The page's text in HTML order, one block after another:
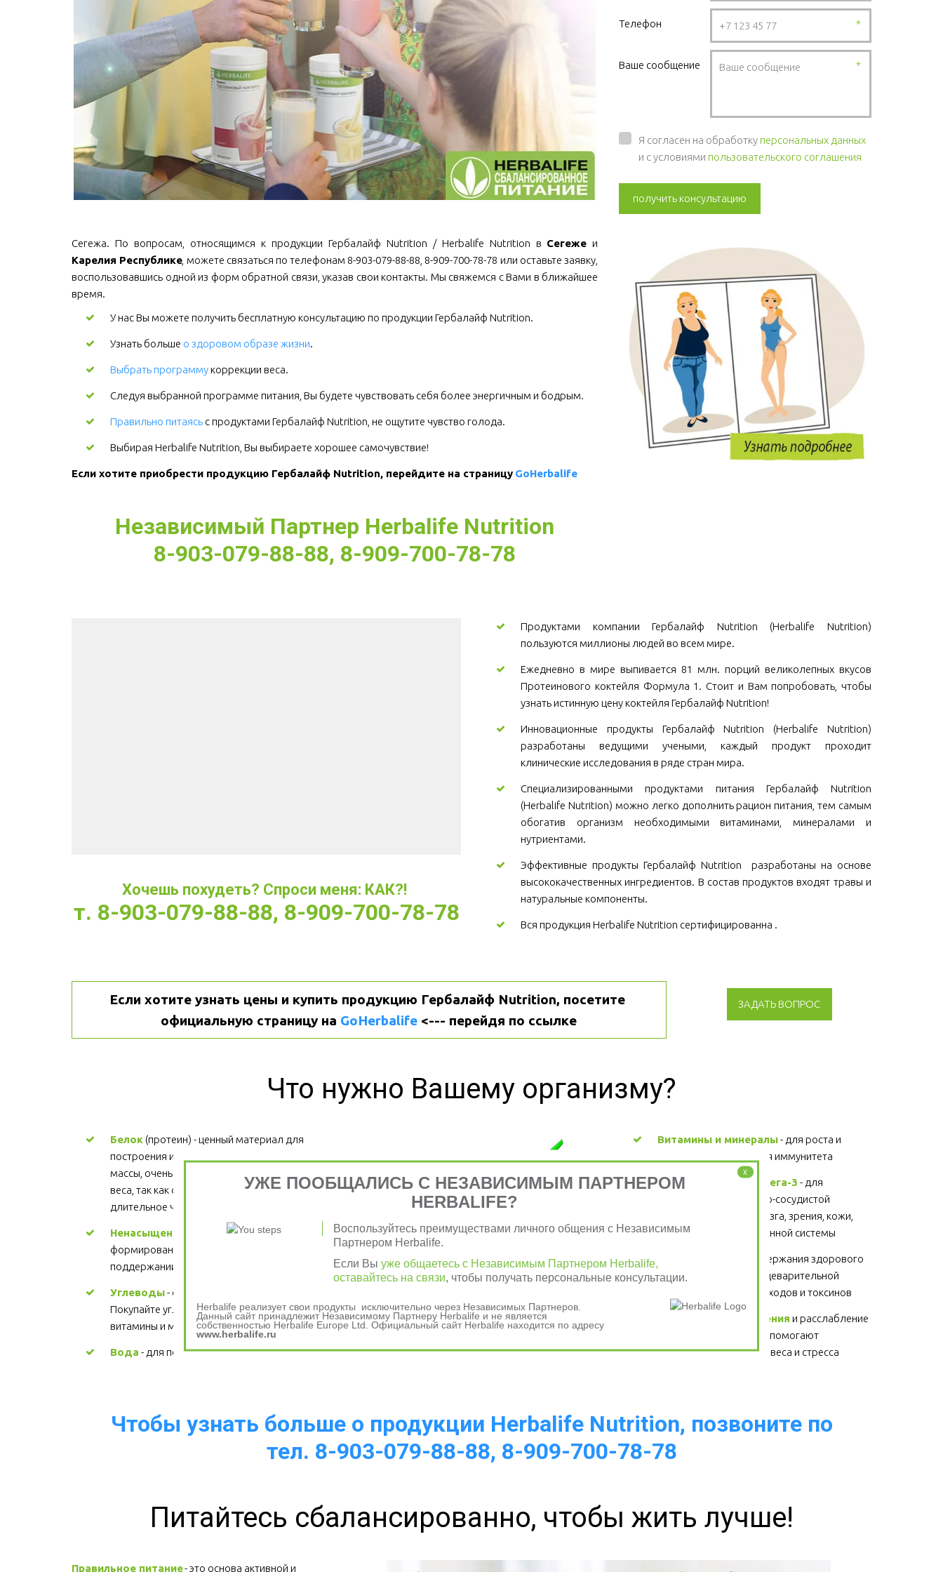
Сегежа. По вопросам, относящимся к продукции Гербалайф Nutrition / Herbalife Nutrition в Сегежеи
Карелия Республике, можете связаться по телефонам 8-903-079-88-88, 8-909-700-78-78 или оставьте заявку,
воспользовавшись одной из форм обратной связи, указав свои контакты. Мы свяжемся с Вами в ближайшее
время.
У нас Вы можете получить бесплатную консультацию по продукции Гербалайф Nutrition.
Узнать больше о здоровом образе жизни.
Выбрать программукоррекции веса.
Следуя выбранной программе питания, Вы будете чувствовать себя более энергичным и бодрым.
Правильно питаясь с продуктами Гербалайф Nutrition, не ощутите чувство голода.
Выбирая Herbalife Nutrition, Вы выбираете хорошее самочувствие!
Если хотите приобрести продукцию Гербалайф Nutrition, перейдите на страницу GoHerbalife
Независимый Партнер Herbalife Nutrition
8-903-079-88-88, 8-909-700-78-78
Телефон *
Ваше сообщение *
Я согласен на обработкуперсональных данных
и с условиями пользовательского соглашения
получить консультацию
Хочешь похудеть? Спроси меня: КАК?!
т. 8-903-079-88-88, 8-909-700-78-78
Продуктами компании Гербалайф Nutrition (Herbalife Nutrition)
пользуются миллионы людей во всем мире.
Ежедневно в мире выпивается 81 млн. порций великолепных вкусов
Протеинового коктейля Формула 1. Стоит и Вам попробовать, чтобы
узнать истинную цену коктейля Гербалайф Nutrition!
Инновационные продукты Гербалайф Nutrition (Herbalife Nutrition)
разработаны ведущими учеными, каждый продукт проходит
клинические исследования в ряде стран мира.
Специализированными продуктами питания Гербалайф Nutrition
(Herbalife Nutrition) можно легко дополнить рацион питания, тем самым
обогатив организм необходимыми витаминами, минералами и
нутриентами.
Эффективные продукты Гербалайф Nutrition разработаны на основе
высококачественных ингредиентов. В состав продуктов входят травы и
натуральные компоненты.
Вся продукция Herbalife Nutrition сертифицированна .
Если хотите узнать цены и купить продукцию Гербалайф Nutrition, посетите
официальную страницу на GoHerbalife <--- перейдя по ссылке
ЗАДАТЬ ВОПРОС
Что нужно Вашему организму?
Белок (протеин) - ценный материал для
построения и поддержания мышечной
массы, очень важен для процесса снижения
веса, так как обеспечивает более
длительное чувство сытости.
Ненасыщенные жиры - участвуют в
формировании структуры каждой клетки,
поддержании здорового сердца. Цена
Углеводы - основной источник энергии.
Покупайте углеводы, содержащие
витамины и минералы.
Вода - для поддержания водного баланса
Витамины и минералы - для роста и
развития, поддержания иммунитета
Жирные кислоты Омега-3 - для
поддержания сердечно-сосудистой
системы, головного мозга, зрения, кожи,
суставов, волос и иммунной системы
- для поддержания здорового
функционирования пищеварительной
системы, выведение отходов и токсинов
Физические упражнения и расслабление
- для здоровья сердца, помогают
избавиться от лишнего веса и стресса
Чтобы узнать больше о продукции Herbalife Nutrition, позвоните по
тел. 8-903-079-88-88, 8-909-700-78-78
Питайтесь сбалансированно, чтобы жить лучше!
Правильное питание - это основа активной и
x
УЖЕ ПООБЩАЛИСЬ С НЕЗАВИСИМЫМ ПАРТНЕРОМ
HERBALIFE?
Воспользуйтесь преимуществами личного общения с Независимым
Партнером Herbalife.
Если Вы уже общаетесь с Независимым Партнером Herbalife,
оставайтесь на связи, чтобы получать персональные консультации.
Herbalife реализует свои продукты исключительно через Независимых Партнеров.
Данный сайт принадлежит Независимому Партнеру Herbalife и не является
собственностью Herbalife Europe Ltd. Официальный сайт Herbalife находится по адресу
www.herbalife.ru